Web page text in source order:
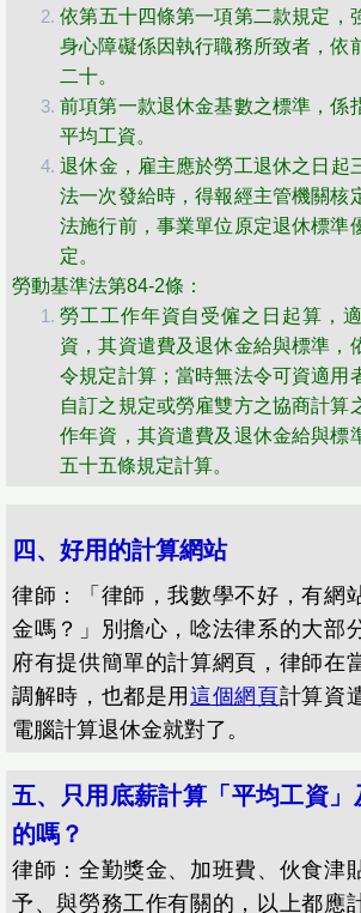
依第五十四條第一項第二款規定，
身心障礙係因執行職務所致者，依
二十。
前項第一款退休金基數之標準，係
平均工資。
退休金，雇主應於勞工退休之日起
法一次發給時，得報經主管機關核
法施行前，事業單位原定退休標準
定。
​勞動基準法第84-2條：
勞工工作年資自受僱之日起算，
資，其資遣費及退休金給與標準，
令規定計算；當時無法令可資適用
自訂之規定或勞雇雙方之協商計算
作年資，其資遣費及退休金給與標
五十五條規定計算。
四、好用的計算網站
律師：「律師，我數學不好，有網
金嗎？」別擔心，唸法律系的大部
府有提供簡單的計算網頁，律師在
調解時，也都是用這個網頁計算資
電腦計算退休金就對了。
五、只用底薪計算「平均工資
的嗎？
律師：全勤獎金、加班費、伙食津
予、與勞務工作有關的，以上都應